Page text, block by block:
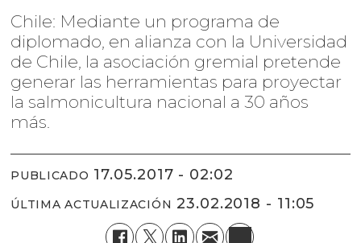
Chile: Mediante un programa de
diplomado, en alianza con la Universidad
de Chile, la asociación gremial pretende
generar las herramientas para proyectar
la salmonicultura nacional a 30 años
más.
PUBLICADO 17.05.2017 - 02:02
ÚLTIMA ACTUALIZACIÓN 23.02.2018 - 11:05